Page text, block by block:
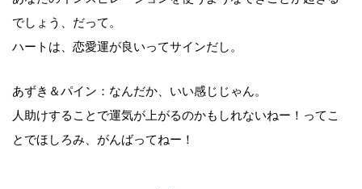
でしょう、だって。
ハートは、恋愛運が良いってサインだし。
あずき＆パイン：なんだか、いい感じじゃん。
人助けすることで運気が上がるのかもしれないねー！ってこ
とでほしろみ、がんばってねー！